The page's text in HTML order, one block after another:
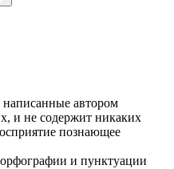
написанные автором
и не содержит никаких
познающее
и пунктуации